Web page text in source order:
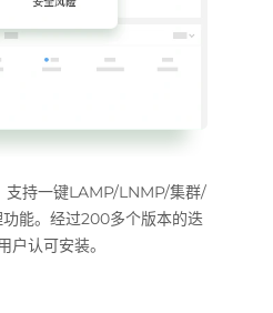
支持一键LAMP/LNMP/集群/
能。经过200多个版本的迭
认可安装。